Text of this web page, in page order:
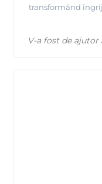
transformând
V-a fost de ajutor